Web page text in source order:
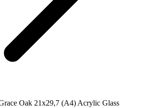
Oak 21x29,7 (A4) Acrylic Glass